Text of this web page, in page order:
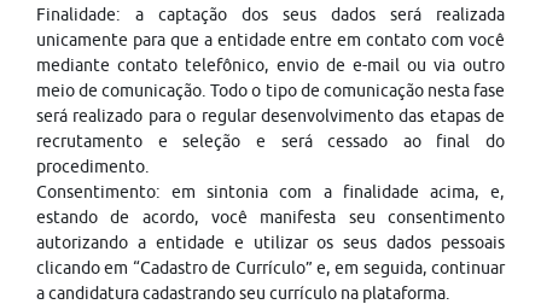
Finalidade: a captação dos seus dados será realizada
unicamente para que a entidade entre em contato com você
mediante contato telefônico, envio de e-mail ou via outro
meio de comunicação. Todo o tipo de comunicação nesta fase
será realizado para o regular desenvolvimento das etapas de
recrutamento e seleção e será cessado ao final do
procedimento.
Consentimento: em sintonia com a finalidade acima, e,
estando de acordo, você manifesta seu consentimento
autorizando a entidade e utilizar os seus dados pessoais
clicando em “Cadastro de Currículo” e, em seguida, continuar
a candidatura cadastrando seu currículo na plataforma.